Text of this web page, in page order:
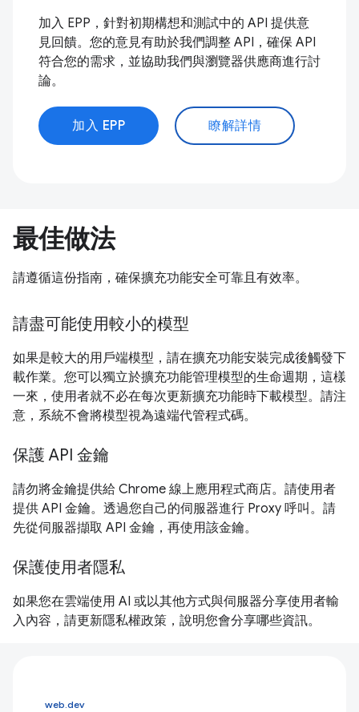
加入 EPP，針對初期構想和測試中的 API 提供意
見回饋。您的意見有助於我們調整 API，確保 API
符合您的需求，並協助我們與瀏覽器供應商進行討
論。
加入 EPP 瞭解詳情
最佳做法
請遵循這份指南，確保擴充功能安全可靠且有效率。
請盡可能使用較小的模型
如果是較大的用戶端模型，請在擴充功能安裝完成後觸發下
載作業。您可以獨立於擴充功能管理模型的生命週期，這樣
一來，使用者就不必在每次更新擴充功能時下載模型。請注
意，系統不會將模型視為遠端代管程式碼。
保護 API 金鑰
請勿將金鑰提供給 Chrome 線上應用程式商店。請使用者
提供 API 金鑰。透過您自己的伺服器進行 Proxy 呼叫。請
先從伺服器擷取 API 金鑰，再使用該金鑰。
保護使用者隱私
如果您在雲端使用 AI 或以其他方式與伺服器分享使用者輸
入內容，請更新隱私權政策，說明您會分享哪些資訊。
web.dev